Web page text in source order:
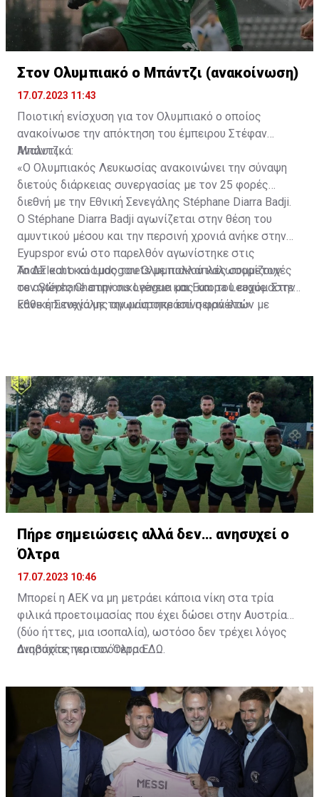
Στον Ολυμπιακό ο Μπάντζι (ανακοίνωση)
17.07.2023 11:43
Ποιοτική ενίσχυση για τον Ολυμπιακό ο οποίος
ανακοίνωσε την απόκτηση του έμπειρου Στέφαν
Μπάντζι.
Αναλυτικά:
«Ο Ολυμπιακός Λευκωσίας ανακοινώνει την σύναψη
διετούς διάρκειας συνεργασίας με τον 25 φορές
διεθνή με την Εθνική Σενεγάλης Stéphane Diarra Badji.
Ο Stéphane Diarra Badji αγωνίζεται στην θέση του
αμυντικού μέσου και την περσινή χρονιά ανήκε στην
Eyupspor ενώ στο παρελθόν αγωνίστηκε στις
Anderlecht και Ludogorets με πολλαπλές συμμετοχές
σε αγώνες Champions League και Europa League. Στην
Εθνική Σενεγάλης αγωνίστηκε επί σειρά ετών με
άριστη τοποθέτηση σε όλο τον χώρο του κέντρου.
Το ΔΣ και ο κόσμος του Ολυμπιακού καλωσορίζουν
τον Stéphane στην οικογένεια μας και του ευχόμαστε
κάθε επιτυχία με την μαυροπράσινη φανέλα.»
Πήρε σημειώσεις αλλά δεν… ανησυχεί ο
Όλτρα
17.07.2023 10:46
Μπορεί η ΑΕΚ να μη μετράει κάποια νίκη στα τρία
φιλικά προετοιμασίας που έχει δώσει στην Αυστρία
(δύο ήττες, μια ισοπαλία), ωστόσο δεν τρέχει λόγος
ανησυχίας για τον Όλτρα.
Διαβάστε περισσότεραΕΔΩ.